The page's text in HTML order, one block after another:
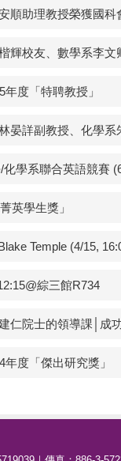
順助理教授榮獲國科
輝校友、數學系李
度「特聘教授」
晏詳副教授、化學
化學系聯合英語競賽
英學生獎」
Temple (4/15,
綜三館R734
仁院士的領導課│
度「傑出研究獎」